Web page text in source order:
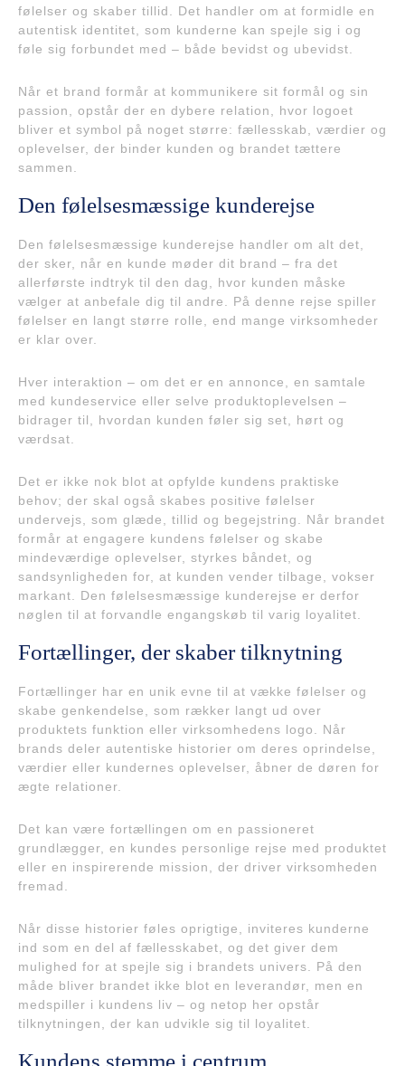
følelser og skaber tillid. Det handler om at formidle en
autentisk identitet, som kunderne kan spejle sig i og
føle sig forbundet med – både bevidst og ubevidst.
Når et brand formår at kommunikere sit formål og sin
passion, opstår der en dybere relation, hvor logoet
bliver et symbol på noget større: fællesskab, værdier og
oplevelser, der binder kunden og brandet tættere
sammen.
Den følelsesmæssige kunderejse
Den følelsesmæssige kunderejse handler om alt det,
der sker, når en kunde møder dit brand – fra det
allerførste indtryk til den dag, hvor kunden måske
vælger at anbefale dig til andre. På denne rejse spiller
følelser en langt større rolle, end mange virksomheder
er klar over.
Hver interaktion – om det er en annonce, en samtale
med kundeservice eller selve produktoplevelsen –
bidrager til, hvordan kunden føler sig set, hørt og
værdsat.
Det er ikke nok blot at opfylde kundens praktiske
behov; der skal også skabes positive følelser
undervejs, som glæde, tillid og begejstring. Når brandet
formår at engagere kundens følelser og skabe
mindeværdige oplevelser, styrkes båndet, og
sandsynligheden for, at kunden vender tilbage, vokser
markant. Den følelsesmæssige kunderejse er derfor
nøglen til at forvandle engangskøb til varig loyalitet.
Fortællinger, der skaber tilknytning
Fortællinger har en unik evne til at vække følelser og
skabe genkendelse, som rækker langt ud over
produktets funktion eller virksomhedens logo. Når
brands deler autentiske historier om deres oprindelse,
værdier eller kundernes oplevelser, åbner de døren for
ægte relationer.
Det kan være fortællingen om en passioneret
grundlægger, en kundes personlige rejse med produktet
eller en inspirerende mission, der driver virksomheden
fremad.
Når disse historier føles oprigtige, inviteres kunderne
ind som en del af fællesskabet, og det giver dem
mulighed for at spejle sig i brandets univers. På den
måde bliver brandet ikke blot en leverandør, men en
medspiller i kundens liv – og netop her opstår
tilknytningen, der kan udvikle sig til loyalitet.